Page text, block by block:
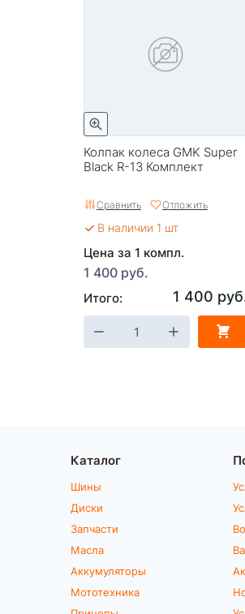
Колпак колеса GMK Super
Black R-13 Комплект
Сравнить Отложить
В наличии 1 шт
Цена за 1 компл.
1 400 руб.
Итого: 1 400
Каталог
Шины
Диски
Запчасти
Масла
Аккумуляторы
Мототехника